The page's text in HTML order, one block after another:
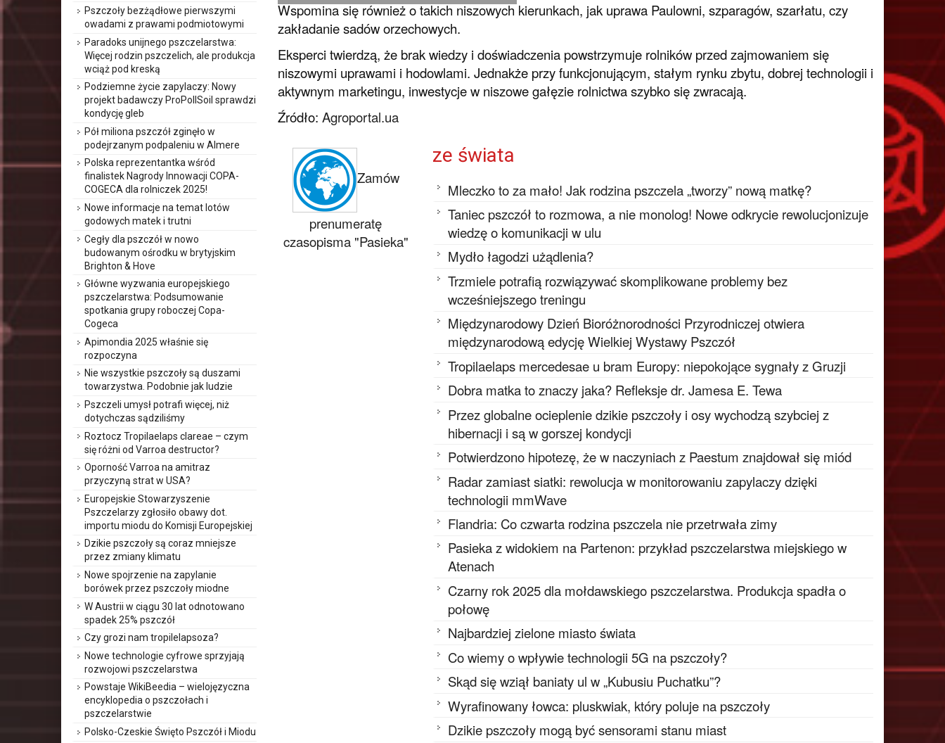
Wspomina się również o takich niszowych kierunkach, jak uprawa Paulowni, szparagów, szarłatu, czy
zakładanie sadów orzechowych.
Eksperci twierdzą, że brak wiedzy i doświadczenia powstrzymuje rolników przed zajmowaniem się
niszowymi uprawami i hodowlami. Jednakże przy funkcjonującym, stałym rynku zbytu, dobrej technologii i
aktywnym marketingu, inwestycje w niszowe gałęzie rolnictwa szybko się zwracają.
Źródło: Agroportal.ua
Zamów
prenumeratę
czasopisma "Pasieka"
ze świata
Mleczko to za mało! Jak rodzina pszczela „tworzy” nową matkę?
Taniec pszczół to rozmowa, a nie monolog! Nowe odkrycie rewolucjonizuje
wiedzę o komunikacji w ulu
Mydło łagodzi użądlenia?
Trzmiele potrafią rozwiązywać skomplikowane problemy bez
wcześniejszego treningu
Międzynarodowy Dzień Bioróżnorodności Przyrodniczej otwiera
międzynarodową edycję Wielkiej Wystawy Pszczół
Tropilaelaps mercedesae u bram Europy: niepokojące sygnały z Gruzji
Dobra matka to znaczy jaka? Refleksje dr. Jamesa E. Tewa
Przez globalne ocieplenie dzikie pszczoły i osy wychodzą szybciej z
hibernacji i są w gorszej kondycji
Potwierdzono hipotezę, że w naczyniach z Paestum znajdował się miód
Radar zamiast siatki: rewolucja w monitorowaniu zapylaczy dzięki
technologii mmWave
Flandria: Co czwarta rodzina pszczela nie przetrwała zimy
Pasieka z widokiem na Partenon: przykład pszczelarstwa miejskiego w
Atenach
Czarny rok 2025 dla mołdawskiego pszczelarstwa. Produkcja spadła o
połowę
Najbardziej zielone miasto świata
Co wiemy o wpływie technologii 5G na pszczoły?
Skąd się wziął baniaty ul w „Kubusiu Puchatku”?
Wyrafinowany łowca: pluskwiak, który poluje na pszczoły
Dzikie pszczoły mogą być sensorami stanu miast
Pszczoły bezżądłowe pierwszymi
owadami z prawami podmiotowymi
Paradoks unijnego pszczelarstwa:
Więcej rodzin pszczelich, ale produkcja
wciąż pod kreską
Podziemne życie zapylaczy: Nowy
projekt badawczy ProPollSoil sprawdzi
kondycję gleb
Pół miliona pszczół zginęło w
podejrzanym podpaleniu w Almere
Polska reprezentantka wśród
finalistek Nagrody Innowacji COPA-
COGECA dla rolniczek 2025!
Nowe informacje na temat lotów
godowych matek i trutni
Cegły dla pszczół w nowo
budowanym ośrodku w brytyjskim
Brighton & Hove
Główne wyzwania europejskiego
pszczelarstwa: Podsumowanie
spotkania grupy roboczej Copa-
Cogeca
Apimondia 2025 właśnie się
rozpoczyna
Nie wszystkie pszczoły są duszami
towarzystwa. Podobnie jak ludzie
Pszczeli umysł potrafi więcej, niż
dotychczas sądziliśmy
Roztocz Tropilaelaps clareae – czym
się różni od Varroa destructor?
Oporność Varroa na amitraz
przyczyną strat w USA?
Europejskie Stowarzyszenie
Pszczelarzy zgłosiło obawy dot.
importu miodu do Komisji Europejskiej
Dzikie pszczoły są coraz mniejsze
przez zmiany klimatu
Nowe spojrzenie na zapylanie
borówek przez pszczoły miodne
W Austrii w ciągu 30 lat odnotowano
spadek 25% pszczół
Czy grozi nam tropilelapsoza?
Nowe technologie cyfrowe sprzyjają
rozwojowi pszczelarstwa
Powstaje WikiBeedia – wielojęzyczna
encyklopedia o pszczołach i
pszczelarstwie
Polsko-Czeskie Święto Pszczół i Miodu